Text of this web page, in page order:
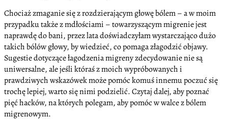
Chociaż zmaganie się z rozdzierającym głowę bólem – a w moim
przypadku także z mdłościami – towarzyszącym migrenie jest
naprawdę do bani, przez lata doświadczyłam wystarczająco dużo
takich bólów głowy, by wiedzieć, co pomaga złagodzić objawy.
Sugestie dotyczące łagodzenia migreny zdecydowanie nie są
uniwersalne, ale jeśli któraś z moich wypróbowanych i
prawdziwych wskazówek może pomóc komuś innemu poczuć się
trochę lepiej, warto się nimi podzielić. Czytaj dalej, aby poznać
pięć hacków, na których polegam, aby pomóc w walce z bólem
migrenowym.